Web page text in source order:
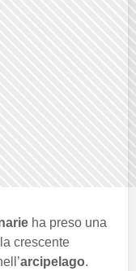
ha preso una
crescente
arcipelago.